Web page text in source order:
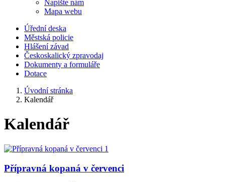
Napište nám
Mapa webu
Úřední deska
Městská policie
Hlášení závad
Českoskalický zpravodaj
Dokumenty a formuláře
Dotace
Úvodní stránka
Kalendář
Kalendář
Přípravná kopaná v červenci